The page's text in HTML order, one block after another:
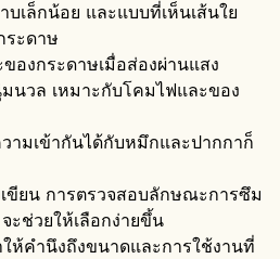
บเล็กน้อย และแบบที่เห็นเส้นใย
ระดาษ
องกระดาษเมื่อส่องผ่านแสง
นวล เหมาะกับโคมไฟและของ
ามเข้ากันได้กับหมึกและปากกาก็
ขียน การตรวจสอบลักษณะการซึม
ะช่วยให้เลือกง่ายขึ้น
ห้คำนึงถึงขนาดและการใช้งานที่